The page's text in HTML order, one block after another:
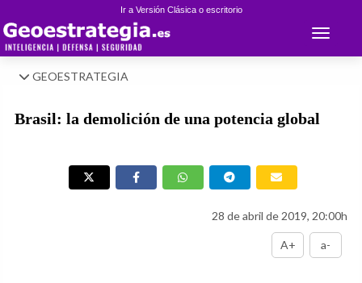
Ir a Versión Clásica o escritorio
Toggle
GEOESTRATEGIA
Brasil: la demolición de una potencia global
28 de abril de 2019, 20:00h
A+ a-